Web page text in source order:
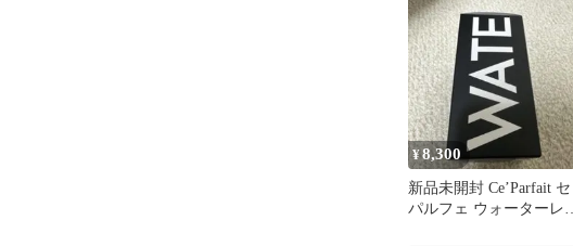
¥8,300
新品未開封 Ce’Parfait セ
パルフェ ウォーターレス